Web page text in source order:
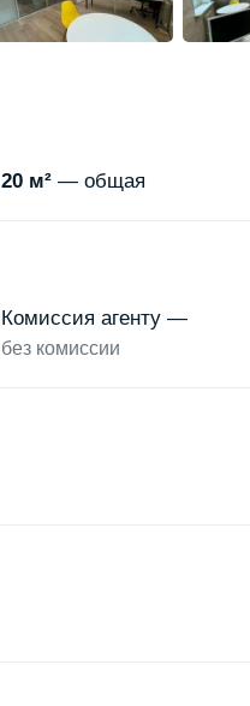
20 м²— общая
Комиссия агенту —
без комиссии